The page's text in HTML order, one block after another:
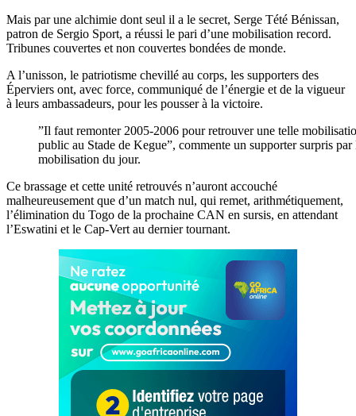
Mais par une alchimie dont seul il a le secret, Serge Tété Bénissan,
patron de Sergio Sport, a réussi le pari d’une mobilisation record.
Tribunes couvertes et non couvertes bondées de monde.
A l’unisson, le patriotisme chevillé au corps, les supporters des
Éperviers ont, avec force, communiqué de l’énergie et de la vigueur
à leurs ambassadeurs, pour les pousser à la victoire.
”Il faut remonter 2005-2006 pour retrouver une telle
public au Stade de Kegue”, commente un supporter surpris par
mobilisation du jour.
Ce brassage et cette unité retrouvés n’auront accouché
malheureusement que d’un match nul, qui remet, arithmétiquement,
l’élimination du Togo de la prochaine CAN en sursis, en attendant
l’Eswatini et le Cap-Vert au dernier tournant.